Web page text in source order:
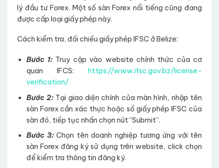
lý đầu tư Forex. Một số sàn Forex nổi tiếng cũng đang
được cấp loại giấy phép này.
Cách kiểm tra, đối chiếu giấy phép IFSC ở Belize:
Bước 1: Truy cập vào website chính thức của cơ
quan IFCS: https://www.ifsc.gov.bz/license-
verification/
Bước 2: Tại giao diện chính của màn hình, nhập tên
sàn Forex cần xác thực hoặc số giấy phép IFSC của
sàn đó, tiếp tục nhấn chọn nút “Submit”.
Bước 3:Chọn tên doanh nghiệp tương ứng với tên
sàn Forex đăng ký sử dụng trên website, click chọn
để kiểm tra thông tin đăng ký.